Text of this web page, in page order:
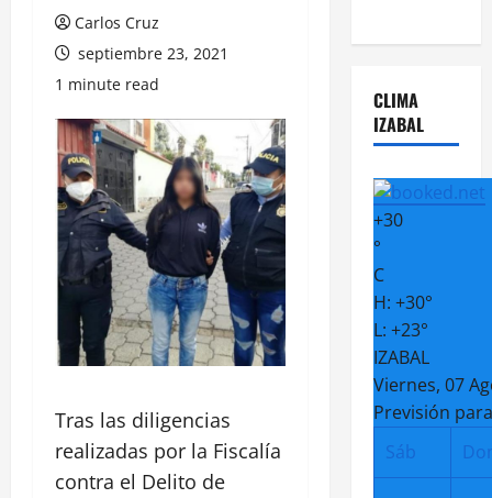
Carlos Cruz
septiembre 23, 2021
1 minute read
Tras las diligencias
realizadas por la Fiscalía
contra el Delito de
CLIMA
IZABAL
+30
°
C
H: +30°
L: +23°
IZABAL
Viernes, 07
Previsión
Sáb